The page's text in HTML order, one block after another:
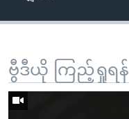
ဗွီဒီယို ကြည့်ရှုရန်